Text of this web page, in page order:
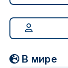
В мире